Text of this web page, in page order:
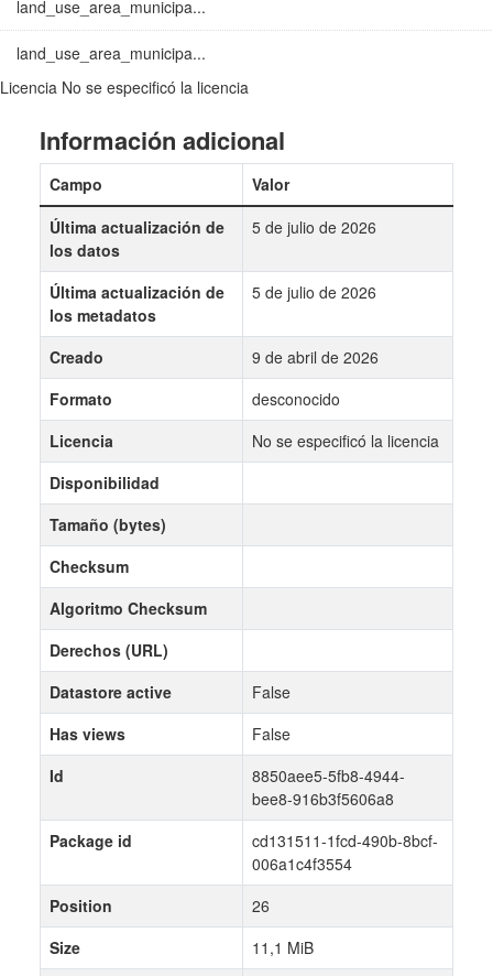
land_use_area_municipa...
land_use_area_municipa...
Licencia No se especificó la licencia
Información adicional
Campo
Valor
Última actualización de
los datos
5 de julio de 2026
Última actualización de
los metadatos
5 de julio de 2026
Creado
9 de abril de 2026
Formato
desconocido
Licencia
No se especificó la licencia
Disponibilidad
Tamaño (bytes)
Checksum
Algoritmo Checksum
Derechos (URL)
Datastore active
False
Has views
False
Id
8850aee5-5fb8-4944-
bee8-916b3f5606a8
Package id
cd131511-1fcd-490b-8bcf-
006a1c4f3554
Position
26
Size
11,1 MiB